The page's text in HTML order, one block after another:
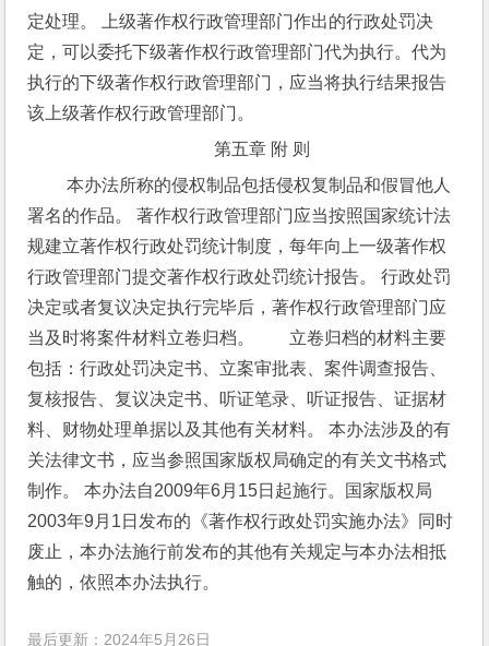
定处理。 上级著作权行政管理部门作出的行政处罚决
定，可以委托下级著作权行政管理部门代为执行。代为
执行的下级著作权行政管理部门，应当将执行结果报告
该上级著作权行政管理部门。
第五章 附 则
本办法所称的侵权制品包括侵权复制品和假冒他人
署名的作品。 著作权行政管理部门应当按照国家统计法
规建立著作权行政处罚统计制度，每年向上一级著作权
行政管理部门提交著作权行政处罚统计报告。 行政处罚
决定或者复议决定执行完毕后，著作权行政管理部门应
当及时将案件材料立卷归档。　　立卷归档的材料主要
包括：行政处罚决定书、立案审批表、案件调查报告、
复核报告、复议决定书、听证笔录、听证报告、证据材
料、财物处理单据以及其他有关材料。 本办法涉及的有
关法律文书，应当参照国家版权局确定的有关文书格式
制作。 本办法自2009年6月15日起施行。国家版权局
2003年9月1日发布的《著作权行政处罚实施办法》同时
废止，本办法施行前发布的其他有关规定与本办法相抵
触的，依照本办法执行。
最后更新：2024年5月26日